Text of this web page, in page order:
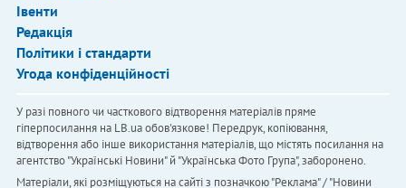
Івенти
Редакція
Політики і стандарти
Угода конфіденційності
У разі повного чи часткового відтворення матеріалів пряме
гіперпосилання на LB.ua обов'язкове! Передрук, копіювання,
відтворення або інше використання матеріалів, що містять посилання на
агентство "Українськi Новини" й "Українська Фото Група", заборонено.
Матеріали, які розміщуються на сайті з позначкою "Реклама" / "Новини